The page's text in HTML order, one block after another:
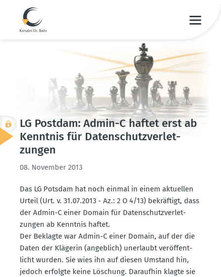
LG Postdam: Admin-C haftet erst ab
Kenntnis für Daten­schutz­ver­let­
zungen
08. November 2013
Das LG Potsdam hat noch einmal in einem aktuellen
Urteil (Urt. v. 31.07.2013 - Az.: 2 O 4/13) bekräftigt, dass
der Admin-C einer Domain für Daten­schutz­ver­let­
zungen ab Kenntnis haftet.
Der Beklagte war Admin-C einer Domain, auf der die
Daten der Klägerin (angeblich) unerlaubt veröf­fent­
licht wurden. Sie wies ihn auf diesen Umstand hin,
jedoch erfolgte keine Löschung. Daraufhin klagte sie